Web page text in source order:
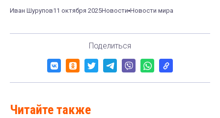
Иван Шурупов11 октября 2025Новости Новости мира
Поделиться
Читайте также